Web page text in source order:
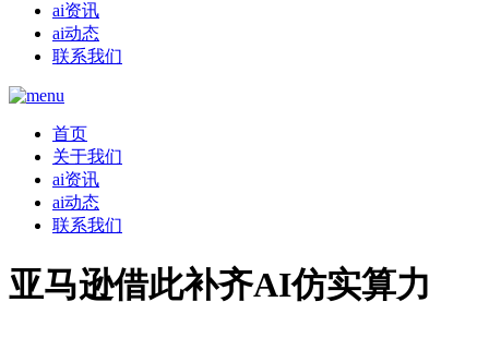
ai资讯
ai动态
联系我们
首页
关于我们
ai资讯
ai动态
联系我们
亚马逊借此补齐AI仿实算力